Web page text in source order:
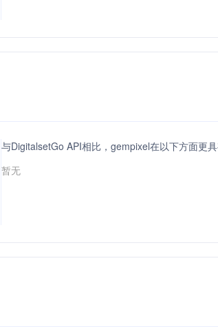
与DigitalsetGo API相比，gempixel在以下方面更具
暂无